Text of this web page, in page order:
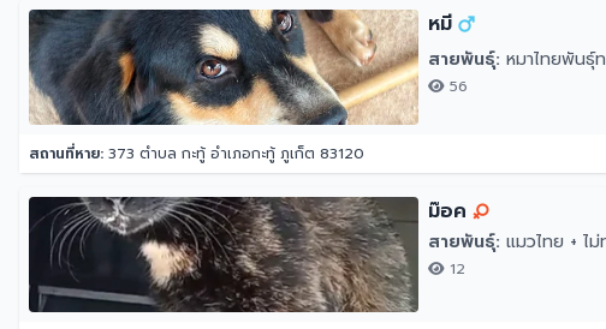
หมี
สายพันธุ์: หมาไทยพันธุ์
56
สถานที่หาย: 373 ตำบล กะทู้ อำเภอกะทู้ ภูเก็ต 83120
ม๊อค
สายพันธุ์: แมวไทย + ไม่
12